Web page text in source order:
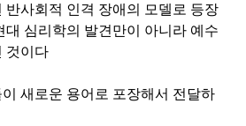
반사회적 인격 장애의 모델로 등장
대 심리학의 발견만이 아니라 예수
것이다
새로운 용어로 포장해서 전달하